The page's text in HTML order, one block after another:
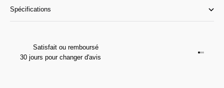
Spécifications
Satisfait ou remboursé
30 jours pour changer d'avis
Aller à
Aller à
Aller à